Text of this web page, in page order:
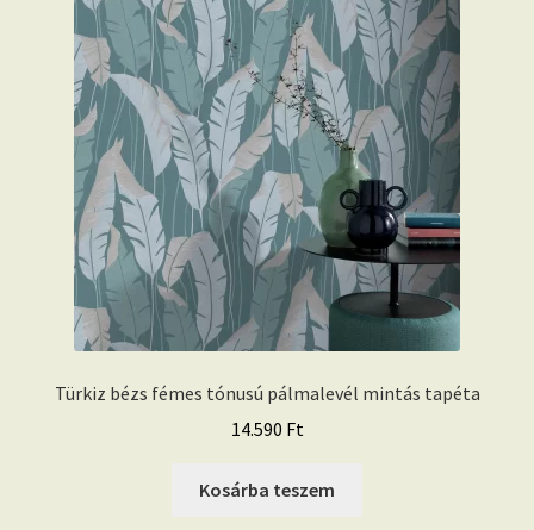
Türkiz bézs fémes tónusú pálmalevél mintás tapéta
14.590 Ft
Kosárba teszem